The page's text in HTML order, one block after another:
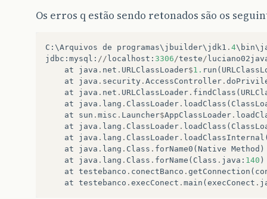
Os erros q estão sendo retonados são os
C : \Arquivos de programas\ jbuilder\ jdk1 . 4\ bin\
jdbc : mysql : // localhost : 3306/teste/
at
java . net . URLClassLoader$1. run (
at
java . security . AccessController .
at
java . net . URLClassLoader . findClass (
at
java . lang . ClassLoader . loadClass (
at
sun . misc . Launcher$AppClassLoader .
at
java . lang . ClassLoader . loadClass (
at
java . lang . ClassLoader . loadClassInternal
at
java . lang . Class . forName0 ( Native Method )
at
java . lang . Class . forName ( Class . java : 140 )
at testebanco . conectBanco . getConnection (
at testebanco . execConect . main ( execConect .